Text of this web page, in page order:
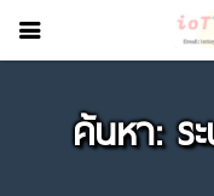
ค้นหา: ร